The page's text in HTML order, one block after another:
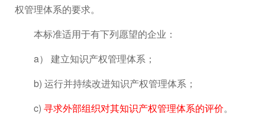
权管理体系的要求。
本标准适用于有下列愿望的企业：
a） 建立知识产权管理体系；
b) 运行并持续改进知识产权管理体系；
c) 寻求外部组织对其知识产权管理体系的评价。